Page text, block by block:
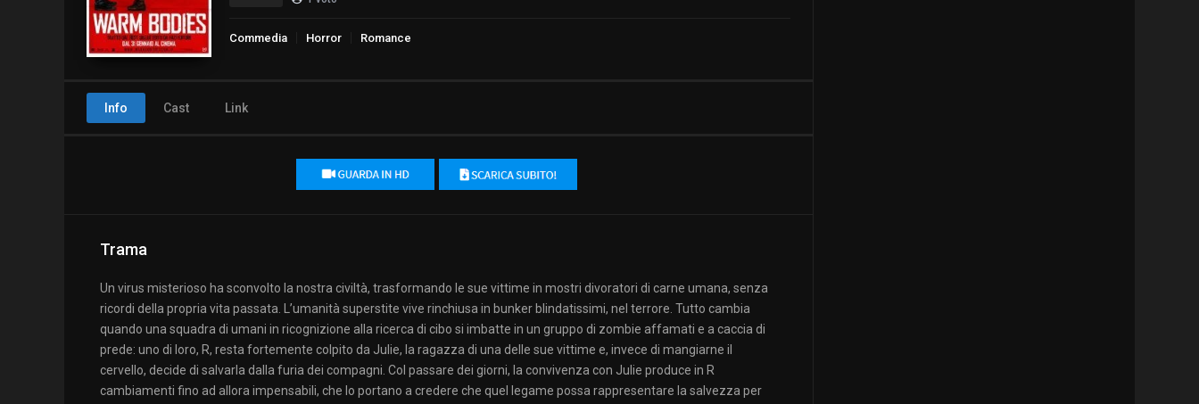
Commedia Horror Romance
Info Cast Link
Trama
Un virus misterioso ha sconvolto la nostra civiltà, trasformando le sue vittime in mostri divoratori di carne umana, senza
ricordi della propria vita passata. L’umanità superstite vive rinchiusa in bunker blindatissimi, nel terrore. Tutto cambia
quando una squadra di umani in ricognizione alla ricerca di cibo si imbatte in un gruppo di zombie affamati e a caccia di
prede: uno di loro, R, resta fortemente colpito da Julie, la ragazza di una delle sue vittime e, invece di mangiarne il
cervello, decide di salvarla dalla furia dei compagni. Col passare dei giorni, la convivenza con Julie produce in R
cambiamenti fino ad allora impensabili, che lo portano a credere che quel legame possa rappresentare la salvezza per